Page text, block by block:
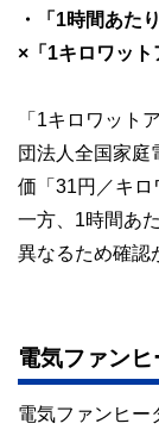
このよ
執筆者
コンシ
・「1時間あた
×「1キロワット
「1キロワット
団法人全国家庭
価「31円／キロ
一方、1時間あ
異なるため確認
電気ファンヒ
電気ファンヒー